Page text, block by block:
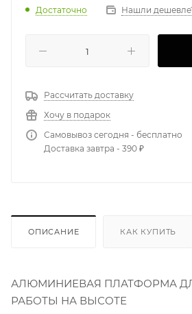
Достаточно
Нашли
Рассчитать доставку
Хочу в подарок
Самовывоз сегодня - бесплатно
Доставка завтра - 390 ₽
ОПИСАНИЕ КАК КУПИТЬ
АЛЮМИНИЕВАЯ ПЛАТФОРМА
РАБОТЫ НА ВЫСОТЕ